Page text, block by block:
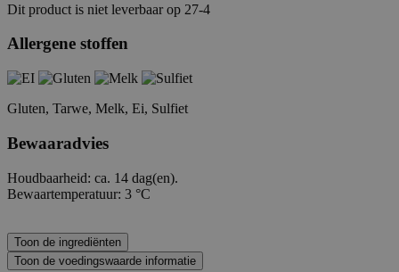
Dit product is niet leverbaar op 27-4
Allergene stoffen
Gluten, Tarwe, Melk, Ei, Sulfiet
Bewaaradvies
Houdbaarheid: ca. 14 dag(en).
Bewaartemperatuur: 3 °C